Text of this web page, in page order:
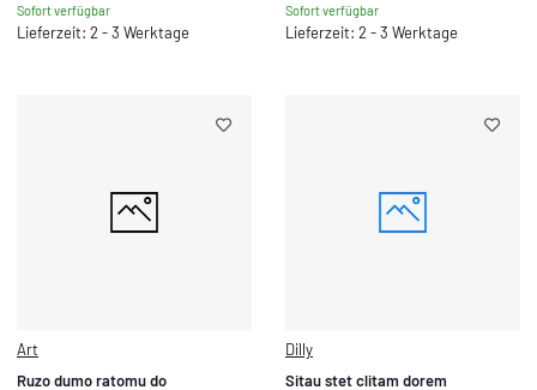
Sofort verfügbar
Lieferzeit: 2 - 3 Werktage
Sofort verfügbar
Lieferzeit: 2 - 3 Werktage
Art
Ruzo dumo ratomu do
Dilly
Sitau stet clitam dorem